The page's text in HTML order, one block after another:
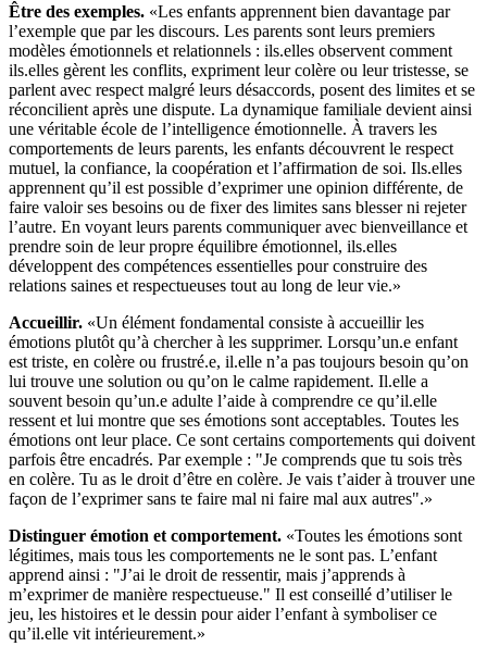
Être des exemples. «Les enfants apprennent bien davantage par
l’exemple que par les discours. Les parents sont leurs premiers
modèles émotionnels et relationnels : ils.elles observent comment
ils.elles gèrent les conflits, expriment leur colère ou leur tristesse, se
parlent avec respect malgré leurs désaccords, posent des limites et se
réconcilient après une dispute. La dynamique familiale devient ainsi
une véritable école de l’intelligence émotionnelle. À travers les
comportements de leurs parents, les enfants découvrent le respect
mutuel, la confiance, la coopération et l’affirmation de soi. Ils.elles
apprennent qu’il est possible d’exprimer une opinion différente, de
faire valoir ses besoins ou de fixer des limites sans blesser ni rejeter
l’autre. En voyant leurs parents communiquer avec bienveillance et
prendre soin de leur propre équilibre émotionnel, ils.elles
développent des compétences essentielles pour construire des
relations saines et respectueuses tout au long de leur vie.»
Accueillir. «Un élément fondamental consiste à accueillir les
émotions plutôt qu’à chercher à les supprimer. Lorsqu’un.e enfant
est triste, en colère ou frustré.e, il.elle n’a pas toujours besoin qu’on
lui trouve une solution ou qu’on le calme rapidement. Il.elle a
souvent besoin qu’un.e adulte l’aide à comprendre ce qu’il.elle
ressent et lui montre que ses émotions sont acceptables. Toutes les
émotions ont leur place. Ce sont certains comportements qui doivent
parfois être encadrés. Par exemple : "Je comprends que tu sois très
en colère. Tu as le droit d’être en colère. Je vais t’aider à trouver une
façon de l’exprimer sans te faire mal ni faire mal aux autres".»
Distinguer émotion et comportement. «Toutes les émotions sont
légitimes, mais tous les comportements ne le sont pas. L’enfant
apprend ainsi : "J’ai le droit de ressentir, mais j’apprends à
m’exprimer de manière respectueuse." Il est conseillé d’utiliser le
jeu, les histoires et le dessin pour aider l’enfant à symboliser ce
qu’il.elle vit intérieurement.»